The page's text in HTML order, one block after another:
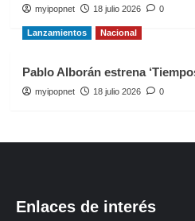
myipopnet 18 julio 2026 0
Lanzamientos Nacional
Pablo Alborán estrena
myipopnet 18 julio 2026 0
Enlaces de interés